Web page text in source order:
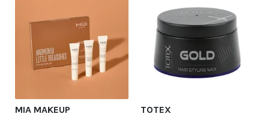
MIA MAKEUP TOTEX